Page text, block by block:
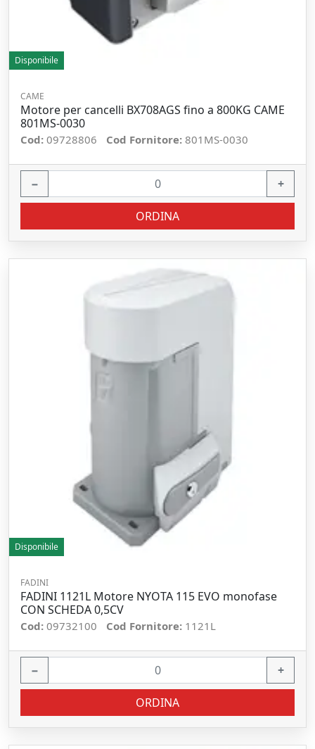
Disponibile
CAME
Motore per cancelli BX708AGS fino a 800KG CAME
801MS-0030
Cod: 09728806 Cod Fornitore: 801MS-0030
− +
ORDINA
Disponibile
FADINI
FADINI 1121L Motore NYOTA 115 EVO monofase
CON SCHEDA 0,5CV
Cod: 09732100 Cod Fornitore: 1121L
− +
ORDINA